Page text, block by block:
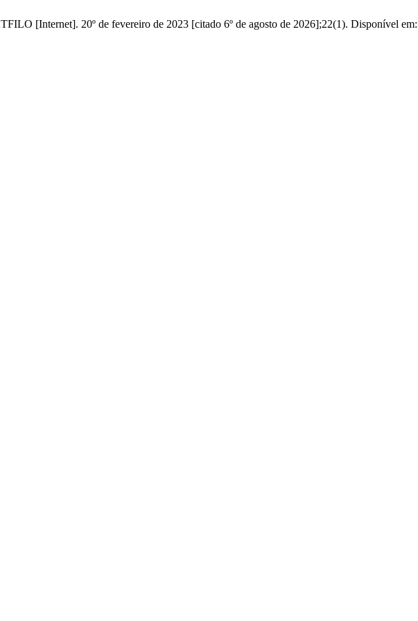
[Internet]. 20º de fevereiro de 2023 [citado 6º de agosto de 2026];22(1). Disponível